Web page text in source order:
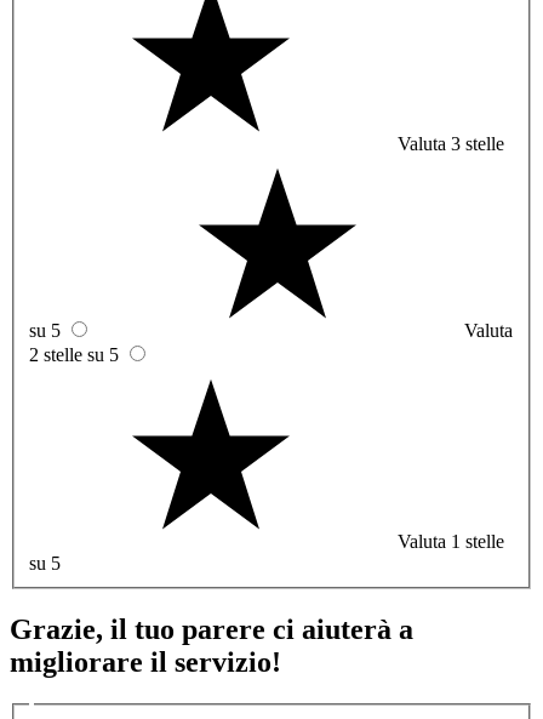
Valuta 3 stelle
su 5
Valuta
2 stelle su 5
Valuta 1 stelle
su 5
Grazie, il tuo parere ci aiuterà a
migliorare il servizio!